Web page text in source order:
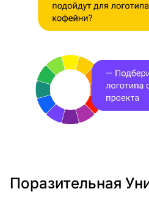
Поразительная